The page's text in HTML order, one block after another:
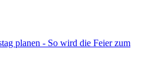
planen - So wird die Feier zum